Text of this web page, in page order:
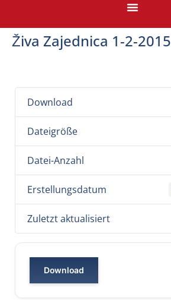
Živa Zajednica 1-2-2015
Download
Dateigröße
Datei-Anzahl
Erstellungsdatum
Zuletzt aktualisiert
Download